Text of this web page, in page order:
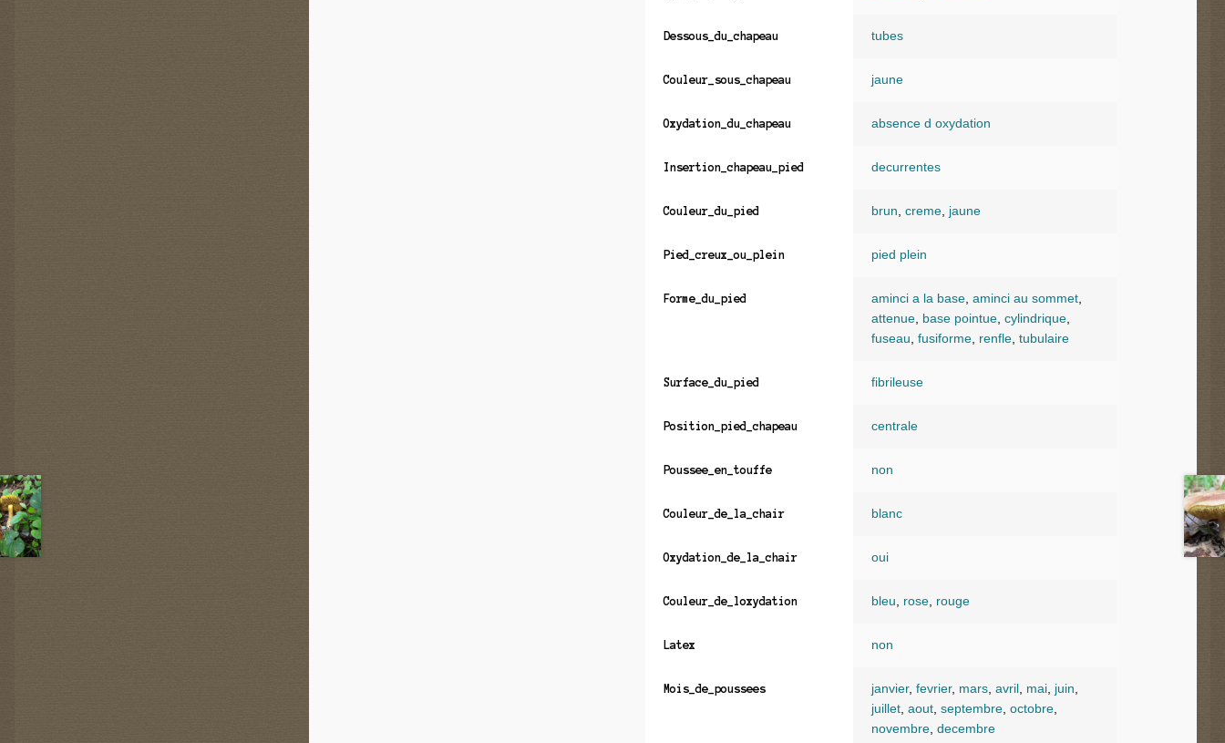
Dessous_du_chapeau tubes
Couleur_sous_chapeau jaune
Oxydation_du_chapeau absence d oxydation
Insertion_chapeau_pied decurrentes
Couleur_du_pied brun creme, jaune
Pied_creux_ou_plein pied plein
Forme_du_pied aminci a la base, aminci au sommet,
attenue, base pointue, cylindrique,
fuseau fusiforme, renfle, tubulaire
Surface_du_pied fibrileuse
Position_pied_chapeau centrale
Poussee_en_touffe non
Couleur_de_la_chair blanc
Oxydation_de_la_chair oui
Couleur_de_loxydation bleu rose, rouge
Latex non
Mois_de_poussees janvier, fevrier, mars, avril, mai, juin
juillet, aout, septembre, octobre,
novembre, decembre